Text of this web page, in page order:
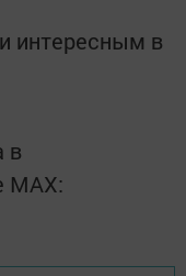
интересным в
в
MАХ: